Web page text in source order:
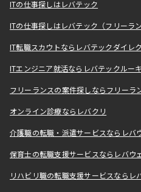
ITの仕事探しはレバテック
ITの仕事探しはレバテック（フリーラ
IT転職スカウトならレバテックダイレ
ITエンジニア就活ならレバテックルー
フリーランスの案件探しならフリーラ
オンライン診療ならレバクリ
介護職の転職・派遣サービスならレバ
保育士の転職支援サービスならレバウ
リハビリ職の転職支援サービスならレ